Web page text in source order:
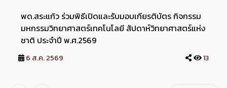
พด.สระแก้ว ร่วมพิธีเปิดและรับมอบเกียรติบัตร กิจกรรม
มหกรรมวิทยาศาสตร์เทคโนโลยี สัปดาห์วิทยาศาสตร์แห่ง
ชาติ ประจำปี พ.ศ.2569
6 ส.ค. 2569 13